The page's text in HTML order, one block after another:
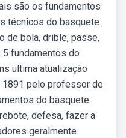
são os fundamentos
técnicos do basquete
de bola, drible, passe,
fundamentos do
ultima atualização
pelo professor de
do basquete
defesa, fazer a
geralmente